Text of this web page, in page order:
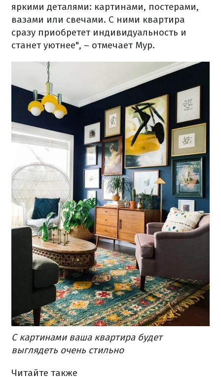
яркими деталями: картинами, постерами,
вазами или свечами. С ними квартира
сразу приобретет индивидуальность и
станет уютнее", – отмечает Мур.
С картинами ваша квартира будет
выглядеть очень стильно
Читайте также